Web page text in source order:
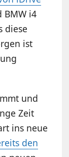
BMW i4
diese
ist
und
Zeit
ins neue
den